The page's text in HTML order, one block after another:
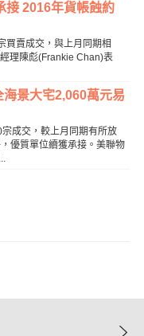
接 2016年貨帳蝕約
買賣成交，與上月同期相
理陳彪(Frankie Chan)表
景大宅2,060萬元易
成交，較上月同期有所放
優質單位續獲承接。美聯物